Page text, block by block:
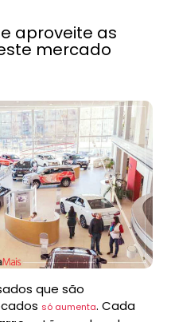
aproveite as
mercado
que são
só aumenta. Cada